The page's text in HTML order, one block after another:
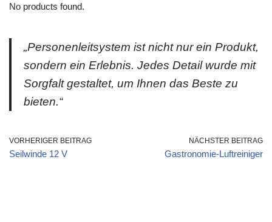
No products found.
„Personenleitsystem ist nicht nur ein Produkt,
sondern ein Erlebnis. Jedes Detail wurde mit
Sorgfalt gestaltet, um Ihnen das Beste zu
bieten.“
VORHERIGER BEITRAG
Seilwinde 12 V
NÄCHSTER BEITRAG
Gastronomie-Luftreiniger